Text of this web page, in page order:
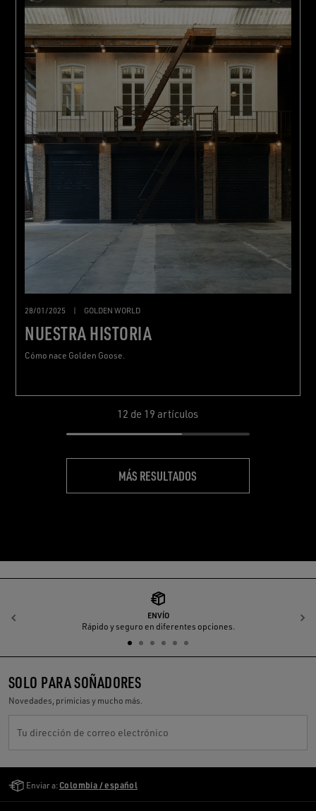
28/01/2025 GOLDEN WORLD
NUESTRA HISTORIA
Cómo nace Golden Goose.
12 de 19 artículos
MÁS RESULTADOS
ENVÍO
Rápido y seguro en diferentes opciones.
Anterior
SOLO PARA SOÑADORES
Novedades, primicias y mucho más.
Tu dirección de correo electrónico
Enviar a: Colombia / español